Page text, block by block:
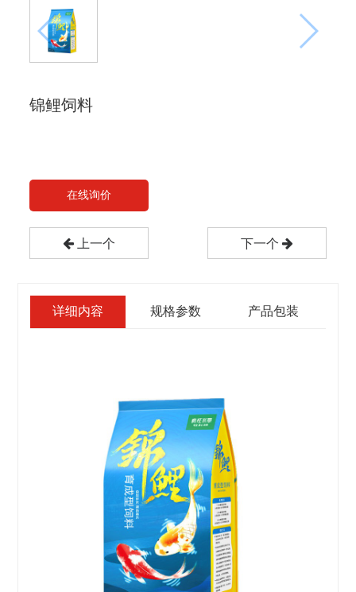
锦鲤饲料
在线询价
上一个 下一个
详细内容 规格参数 产品包装